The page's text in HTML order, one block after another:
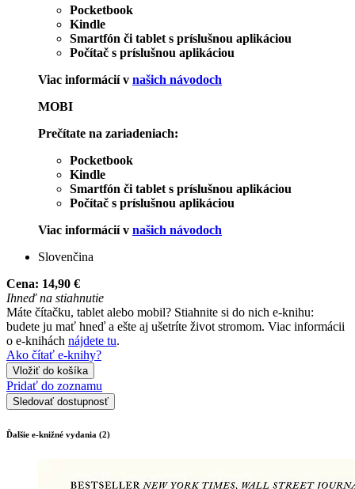
Pocketbook
Kindle
Smartfón či tablet s príslušnou aplikáciou
Počítač s príslušnou aplikáciou
Viac informácií v našich návodoch
MOBI
Prečítate na zariadeniach:
Pocketbook
Kindle
Smartfón či tablet s príslušnou aplikáciou
Počítač s príslušnou aplikáciou
Viac informácií v našich návodoch
Slovenčina
Cena: 14,90 €
Ihneď na stiahnutie
Máte čítačku, tablet alebo mobil? Stiahnite si do nich e-knihu:
budete ju mať hneď a ešte aj ušetríte život stromom. Viac informácii
o e-knihách nájdete tu.
Ako čítať e-knihy?
Vložiť do košíka
Pridať do zoznamu
Sledovať dostupnosť
Ďalšie e-knižné vydania (2)